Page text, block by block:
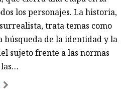
los personajes. La historia,
trata temas como
búsqueda de la identidad y la
sujeto frente a las normas
las…